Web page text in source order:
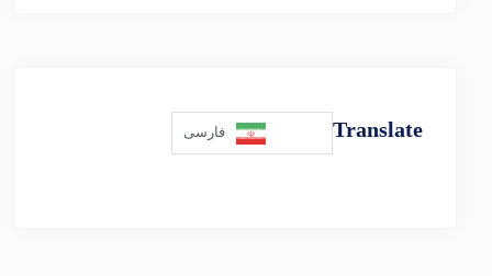
Translate فارسی